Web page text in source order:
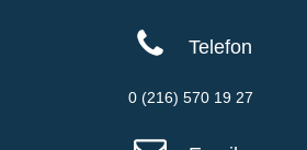
Telefon
0 (216) 570 19 27